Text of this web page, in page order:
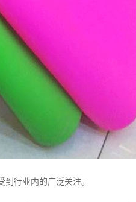
行业内的广泛关注。